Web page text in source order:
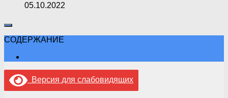
05.10.2022
СОДЕРЖАНИЕ
Версия для слабовидящих